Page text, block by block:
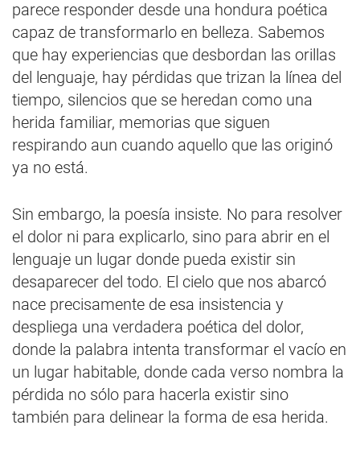
parece responder desde una hondura poética
capaz de transformarlo en belleza. Sabemos
que hay experiencias que desbordan las orillas
del lenguaje, hay pérdidas que trizan la línea del
tiempo, silencios que se heredan como una
herida familiar, memorias que siguen
respirando aun cuando aquello que las originó
ya no está.
Sin embargo, la poesía insiste. No para resolver
el dolor ni para explicarlo, sino para abrir en el
lenguaje un lugar donde pueda existir sin
desaparecer del todo. El cielo que nos abarcó
nace precisamente de esa insistencia y
despliega una verdadera poética del dolor,
donde la palabra intenta transformar el vacío en
un lugar habitable, donde cada verso nombra la
pérdida no sólo para hacerla existir sino
también para delinear la forma de esa herida.